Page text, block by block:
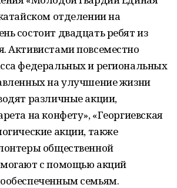
отделении на
состоит двадцать ребят из
Активистами повсеместно
федеральных и региональных
на улучшение жизни
различные акции,
на конфету», «Георгиевская
акции, также
общественной
с помощью акций
семьям.